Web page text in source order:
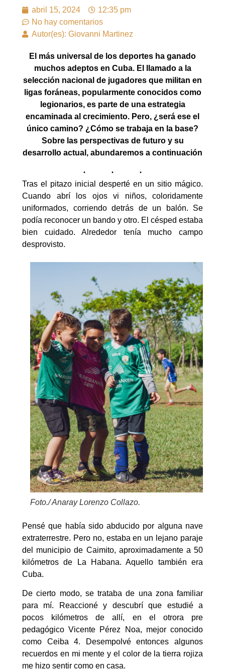
abril 15, 2024
12:35 pm
No hay comentarios
Autor(es): Giovanni Martinez
El más universal de los deportes ha ganado
muchos adeptos en Cuba. El llamado a la
selección nacional de jugadores que militan en
ligas foráneas, popularmente conocidos como
legionarios, es parte de una estrategia
encaminada al crecimiento. Pero, ¿será ese el
único camino? ¿Cómo se trabaja en la base?
Sobre las perspectivas de futuro y su
desarrollo actual, abundaremos a continuación
Tras el pitazo inicial desperté en un sitio mágico.
Cuando abrí los ojos vi niños, coloridamente
uniformados, corriendo detrás de un balón. Se
podía reconocer un bando y otro. El césped estaba
bien cuidado. Alrededor tenía mucho campo
desprovisto.
Foto./ Anaray Lorenzo Collazo.
Pensé que había sido abducido por alguna nave
extraterrestre. Pero no, estaba en un lejano paraje
del municipio de Caimito, aproximadamente a 50
kilómetros de La Habana. Aquello también era
Cuba.
De cierto modo, se trataba de una zona familiar
para mí. Reaccioné y descubrí que estudié a
pocos kilómetros de allí, en el otrora pre
pedagógico Vicente Pérez Noa, mejor conocido
como Ceiba 4. Desempolvé entonces algunos
recuerdos en mi mente y el color de la tierra rojiza
me hizo sentir como en casa.